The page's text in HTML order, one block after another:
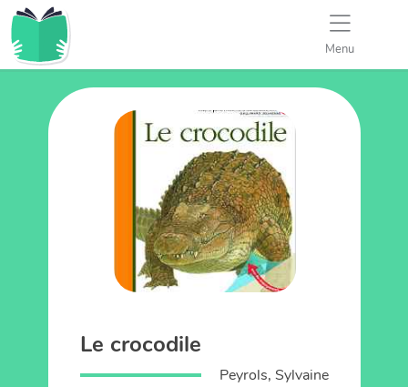
Menu
Le crocodile
Peyrols, Sylvaine